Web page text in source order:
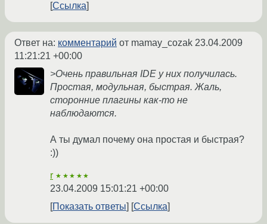
Ссылка
Ответ на: комментарий от mamay_cozak 23.04.2009
11:21:21 +00:00
>Очень правильная IDE у них получилась.
Простая, модульная, быстрая. Жаль,
сторонние плагины как-то не
наблюдаются.
А ты думал почему она простая и быстрая?
:))
r ★★★★★
23.04.2009 15:01:21 +00:00
Показать ответы
Ссылка